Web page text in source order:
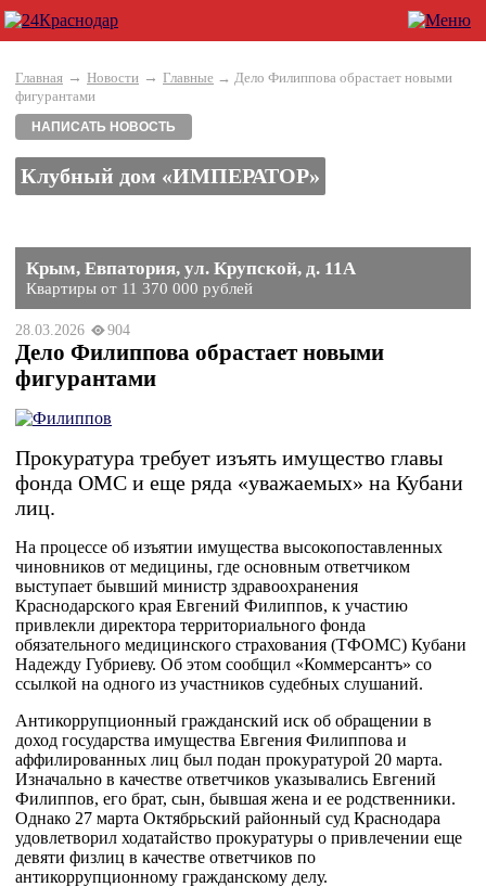
Главная → Новости → Главные → Дело Филиппова обрастает новыми
фигурантами
НАПИСАТЬ НОВОСТЬ
Клубный дом «ИМПЕРАТОР»
Крым, Евпатория, ул. Крупской, д. 11А
Квартиры от 11 370 000 рублей
28.03.2026 904
Дело Филиппова обрастает новыми
фигурантами
Прокуратура требует изъять имущество главы
фонда ОМС и еще ряда «уважаемых» на Кубани
лиц.
На процессе об изъятии имущества высокопоставленных
чиновников от медицины, где основным ответчиком
выступает бывший министр здравоохранения
Краснодарского края Евгений Филиппов, к участию
привлекли директора территориального фонда
обязательного медицинского страхования (ТФОМС) Кубани
Надежду Губриеву. Об этом сообщил «Коммерсантъ» со
ссылкой на одного из участников судебных слушаний.
Антикоррупционный гражданский иск об обращении в
доход государства имущества Евгения Филиппова и
аффилированных лиц был подан прокуратурой 20 марта.
Изначально в качестве ответчиков указывались Евгений
Филиппов, его брат, сын, бывшая жена и ее родственники.
Однако 27 марта Октябрьский районный суд Краснодара
удовлетворил ходатайство прокуратуры о привлечении еще
девяти физлиц в качестве ответчиков по
антикоррупционному гражданскому делу.